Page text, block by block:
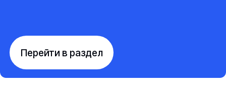
Перейти в раздел